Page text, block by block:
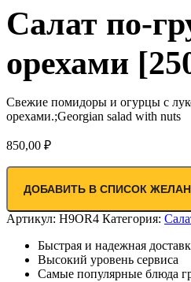
Салат по-
орехами
Свежие помидоры и огурцы с
орехами.;Georgian salad with nuts
850,00 ₽
ДОБАВИТЬ В СПИСОК
Артикул: H9OR4 Категория:
Быстрая и надежная
Высокий уровень сервиса
Самые популярные блюда